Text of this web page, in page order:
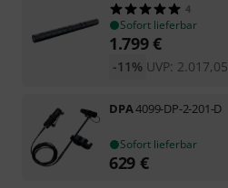
4
Sofort lieferbar
1.799€
UVP: 2.017,05
-11%
DPA4099-DP-2-201-D
Sofort lieferbar
629 €